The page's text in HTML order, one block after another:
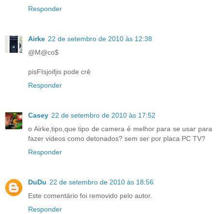
Responder
Airke 22 de setembro de 2010 às 12:38
@M@co$
pisFIsjoifjis pode crê
Responder
Casey 22 de setembro de 2010 às 17:52
o Airke,tipo,que tipo de camera é melhor para se usar para
fazer videos como detonados? sem ser por placa PC TV?
Responder
DuDu 22 de setembro de 2010 às 18:56
Este comentário foi removido pelo autor.
Responder